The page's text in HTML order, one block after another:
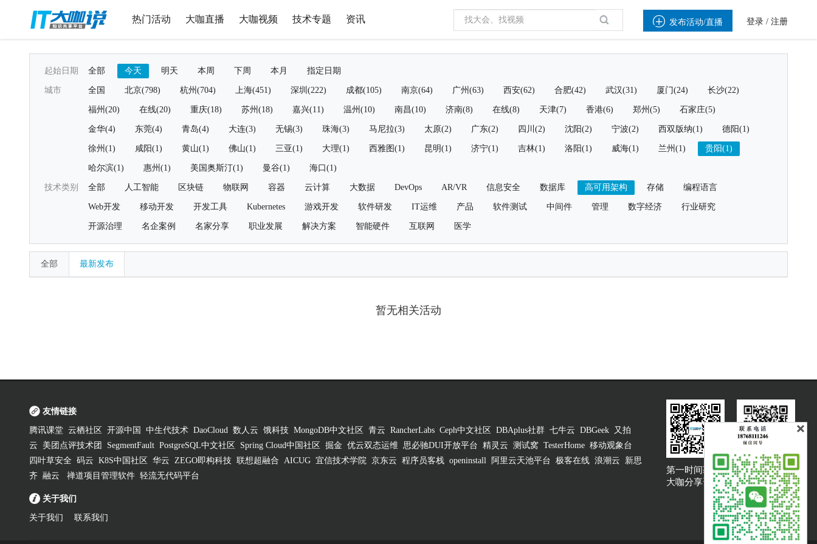
热门活动 大咖直播 大咖视频 技术专题 资讯  发布活动/直播 登录 / 注册
起始日期 全部 今天 明天 本周 下周 本月 指定日期
城市 全国 北京(798) 杭州(704) 上海(451) 深圳(222) 成都(105) 南京(64) 广州(63) 西安(62) 合肥(42) 武汉(31) 厦门(24) 长沙(22)
福州(20) 在线(20) 重庆(18) 苏州(18) 嘉兴(11) 温州(10) 南昌(10) 济南(8) 在线(8) 天津(7) 香港(6) 郑州(5) 石家庄(5)
金华(4) 东莞(4) 青岛(4) 大连(3) 无锡(3) 珠海(3) 马尼拉(3) 太原(2) 广东(2) 四川(2) 沈阳(2) 宁波(2) 西双版纳(1) 德阳(1)
徐州(1) 咸阳(1) 黄山(1) 佛山(1) 三亚(1) 大理(1) 西雅图(1) 昆明(1) 济宁(1) 吉林(1) 洛阳(1) 威海(1) 兰州(1) 贵阳(1)
哈尔滨(1) 惠州(1) 美国奥斯汀(1) 曼谷(1) 海口(1)
技术类别 全部 人工智能 区块链 物联网 容器 云计算 大数据 DevOps AR/VR 信息安全 数据库 高可用架构 存储 编程语言
Web开发 移动开发 开发工具 Kubernetes 游戏开发 软件研发 IT运维 产品 软件测试 中间件 管理 数字经济 行业研究
开源治理 名企案例 名家分享 职业发展 解决方案 智能硬件 互联网 医学
全部 最新发布
暂无相关活动
友情链接
腾讯课堂 云栖社区 开源中国 中生代技术 DaoCloud 数人云 饿科技 MongoDB中文社区 青云 RancherLabs Ceph中文社区 DBAplus社群 七牛云 DBGeek
又拍
云
美团点评技术团 SegmentFault PostgreSQL中文社区 Spring Cloud中国社区 掘金 优云双态运维 思必驰DUI开放平台 精灵云 测试窝 TesterHome 移动观象台
四叶草安全 码云 K8S中国社区 华云 ZEGO即构科技 联想超融合 AICUG 宜信技术学院 京东云 程序员客栈 openinstall 阿里云天池平台 极客在线 浪潮云
新思
齐 融云 禅道项目管理软件 轻流无代码平台
关于我们
关于我们 联系我们
第一时间获取
大咖分享资讯
大咖说吐槽客服